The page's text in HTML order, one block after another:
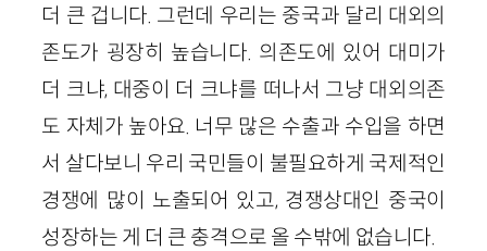
더 큰 겁니다. 그런데 우리는 중국과 달리 대외의
존도가 굉장히 높습니다. 의존도에 있어 대미가
더 크냐, 대중이 더 크냐를 떠나서 그냥 대외의존
도 자체가 높아요. 너무 많은 수출과 수입을 하면
서 살다보니 우리 국민들이 불필요하게 국제적인
경쟁에 많이 노출되어 있고, 경쟁상대인 중국이
성장하는 게 더 큰 충격으로 올 수밖에 없습니다.